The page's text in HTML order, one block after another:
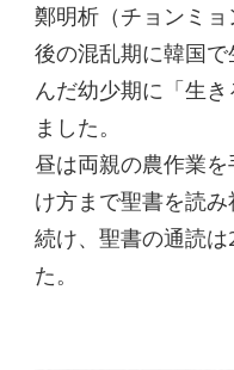
鄭明析（チョンミ
後の混乱期に韓国
んだ幼少期に「生
ました。
昼は両親の農作業
け方まで聖書を読
続け、聖書の通読
た。